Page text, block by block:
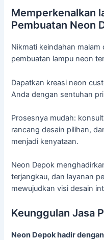
Memperkenalkan
Pembuatan Neon
Nikmati keindahan
pembuatan lampu neon
Dapatkan kreasi neon
Anda dengan sentuhan
Prosesnya mudah:
rancang desain pilihan,
menjadi kenyataan.
Neon Depok
terjangkau, dan layanan
mewujudkan visi desain
Keunggulan Jasa
Neon Depok hadir